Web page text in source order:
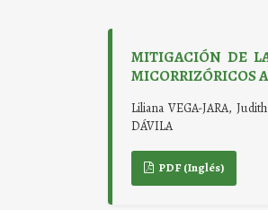
MITIGACIÓN DE
MICORRIZÓRICOS
Liliana VEGA-JARA,
DÁVILA
PDF (Inglés)